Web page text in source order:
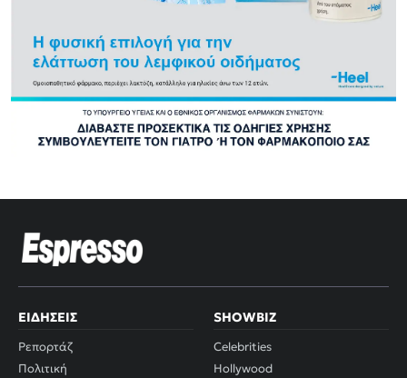
ΕΙΔΉΣΕΙΣ
Ρεπορτάζ
Πολιτική
SHOWBIZ
Celebrities
Hollywood